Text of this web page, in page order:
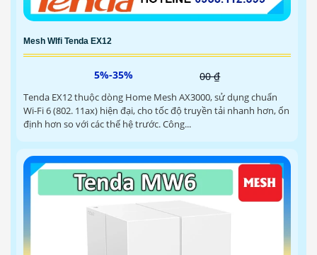
Mesh WIfi Tenda EX12
5%-35% 00 ₫
Tenda EX12 thuộc dòng Home Mesh AX3000, sử dụng chuẩn
Wi-Fi 6 (802. 11ax) hiện đại, cho tốc độ truyền tải nhanh hơn, ổn
định hơn so với các thế hệ trước. Công...